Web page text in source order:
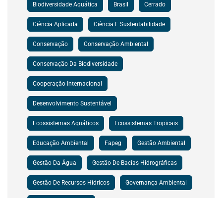
Biodiversidade Aquática Brasil Cerrado
Ciência Aplicada Ciência E Sustentabilidade
Conservação Conservação Ambiental
Conservação Da Biodiversidade
Cooperação Internacional
Desenvolvimento Sustentável
Ecossistemas Aquáticos Ecossistemas Tropicais
Educação Ambiental Fapeg Gestão Ambiental
Gestão Da Água Gestão De Bacias Hidrográficas
Gestão De Recursos Hídricos Governança Ambiental